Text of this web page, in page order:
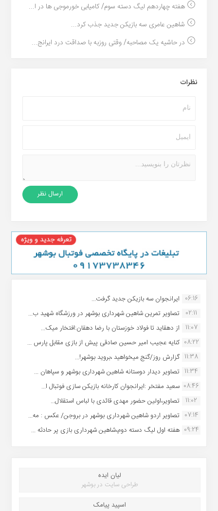
هفته چهاردهم لیگ دسته سوم/ کامیابی خورموجی ها در ا...
شاهین عامری سه بازیکن جدید جذب کرد...
در حاشیه یک مصاحبه/ وقتی روزبه با صداقت درد ایرانج...
نظرات
06:16 ایرانجوان سه بازیکن جدید گرفت...
02:11
تصاویر تمرین شاهین شهردارى بوشهر در ورزشگاه شهید ب...
11:07
از دهقاید تا فولاد خوزستان با رضا دهقان:افتخار میک...
08:22 کنایه عجیب امیر حسین صادقی پیش از بازی مقابل پارس ...
11:38 گزارش روز/گنج میخواهید ،بروید بوشهر!...
11:34 تصاویر دیدار دوستانه شاهین شهردارى بوشهر و سپاهان ...
08:46 سعید مفتخر :ایرانجوان کارخانه بازیکن سازی فوتبال ا...
11:02
تصاویر،اولین حضور مهدی قائدی با لباس استقلال...
07:14 تصاویر اردو شاهین شهرداری بوشهر در بروجن/ عکس : مه...
09:24 هفته اول لیگ دسته دوم،شاهین شهرداری بازی پر حادثه ...
لیان ایده
طراحی سایت در بوشهر
اسپید پیامک